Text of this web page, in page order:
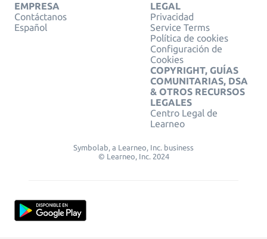
EMPRESA
Contáctanos
Español
LEGAL
Privacidad
Service Terms
Política de cookies
Configuración de
Cookies
COPYRIGHT, GUÍAS
COMUNITARIAS, DSA
& OTROS RECURSOS
LEGALES
Centro Legal de
Learneo
Symbolab, a Learneo, Inc. business
© Learneo, Inc. 2024